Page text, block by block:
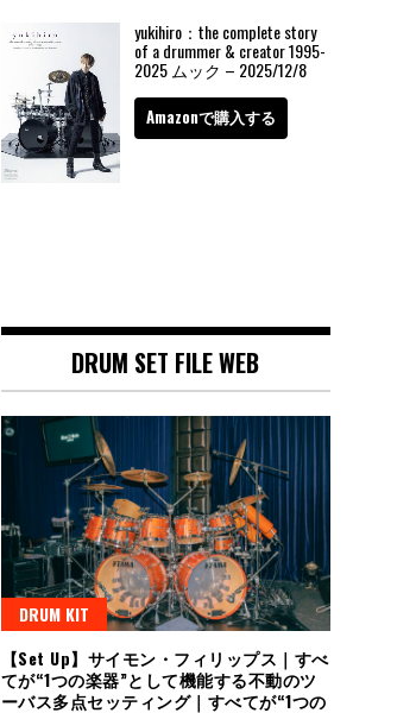
yukihiro：the complete story
of a drummer & creator 1995-
2025 ムック – 2025/12/8
Amazonで購入する
DRUM SET FILE WEB
DRUM KIT
【Set Up】サイモン・フィリップス｜すべ
てが“1つの楽器”として機能する不動のツ
ーバス多点セッティング｜すべてが“1つの